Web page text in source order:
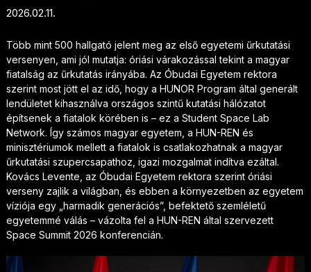
2026.02.11.
Több mint 500 hallgató jelent meg az első egyetemi űrkutatási
versenyen, ami jól mutatja: óriási várakozással tekint a magyar
fiatalság az űrkutatás irányába. Az Óbudai Egyetem rektora
szerint most jött el az idő, hogy a HUNOR Program által generált
lendületet kihasználva országos szintű kutatási hálózatot
építsenek a fiatalok körében is – ez a Student Space Lab
Network. Így számos magyar egyetem, a HUN-REN és
minisztériumok mellett a fiatalok is csatlakozhatnak a magyar
űrkutatási szupercsapathoz, igazi mozgalmat indítva ezáltal.
Kovács Levente, az Óbudai Egyetem rektora szerint óriási
verseny zajlik a világban, és ebben a környezetben az egyetem
víziója egy „harmadik generációs”, befektető szemléletű
egyetemmé válás – vázolta fel a HUN-REN által szervezett
Space Summit 2026 konferencián.